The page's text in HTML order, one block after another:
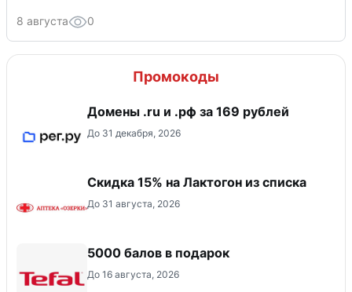
8 августа 0
Промокоды
Домены .ru и .рф за 169 рублей
До 31 декабря, 2026
Скидка 15% на Лактогон из списка
До 31 августа, 2026
5000 балов в подарок
До 16 августа, 2026